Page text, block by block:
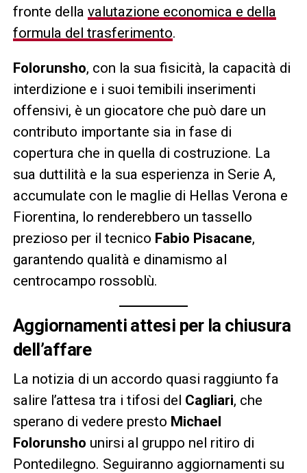
fronte della valutazione economica e della
formula del trasferimento.
Folorunsho, con la sua fisicità, la capacità di
interdizione e i suoi temibili inserimenti
offensivi, è un giocatore che può dare un
contributo importante sia in fase di
copertura che in quella di costruzione. La
sua duttilità e la sua esperienza in Serie A,
accumulate con le maglie di Hellas Verona e
Fiorentina, lo renderebbero un tassello
prezioso per il tecnico Fabio Pisacane,
garantendo qualità e dinamismo al
centrocampo rossoblù.
Aggiornamenti attesi per la chiusura
dell’affare
La notizia di un accordo quasi raggiunto fa
salire l’attesa tra i tifosi del Cagliari, che
sperano di vedere presto Michael
Folorunsho unirsi al gruppo nel ritiro di
Pontedilegno. Seguiranno aggiornamenti su